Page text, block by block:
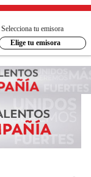
Selecciona tu emisora
Elige tu emisora